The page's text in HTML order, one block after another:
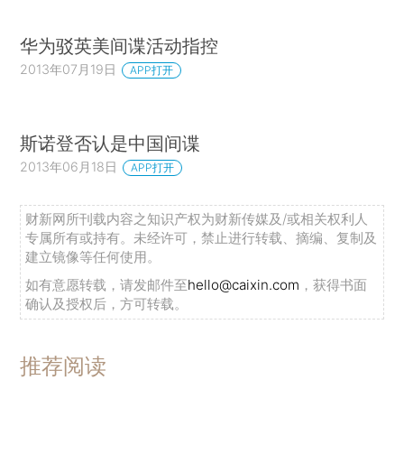
华为驳英美间谍活动指控
2013年07月19日 APP打开
斯诺登否认是中国间谍
2013年06月18日 APP打开
财新网所刊载内容之知识产权为财新传媒及/或相关权利人
专属所有或持有。未经许可，禁止进行转载、摘编、复制及
建立镜像等任何使用。
如有意愿转载，请发邮件至hello@caixin.com ，获得书面
确认及授权后，方可转载。
推荐阅读